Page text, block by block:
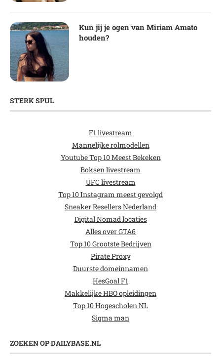
Kun jij je ogen van Miriam Amato
houden?
STERK SPUL
F1 livestream
Mannelijke rolmodellen
Youtube Top 10 Meest Bekeken
Boksen livestream
UFC livestream
Top 10 Instagram meest gevolgd
Sneaker Resellers Nederland
Digital Nomad locaties
Alles over GTA6
Top 10 Grootste Bedrijven
Pirate Proxy
Duurste domeinnamen
HesGoal F1
Makkelijke HBO opleidingen
Top 10 Hogescholen NL
Sigma man
ZOEKEN OP DAILYBASE.NL